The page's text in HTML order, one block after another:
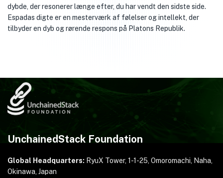
dybde, der resonerer længe efter, du har vendt den sidste side.
Espadas digte er en mesterværk af følelser og intellekt, der
tilbyder en dyb og rørende respons på Platons Republik.
UnchainedStack Foundation
Global Headquarters: RyuX Tower, 1-1-25, Omoromachi, Naha,
Okinawa, Japan